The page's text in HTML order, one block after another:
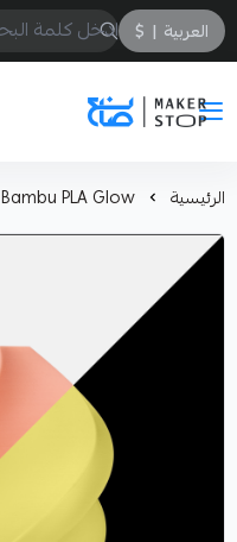
العربية |
$
صانع
الرئيسية Bambu PLA Glow